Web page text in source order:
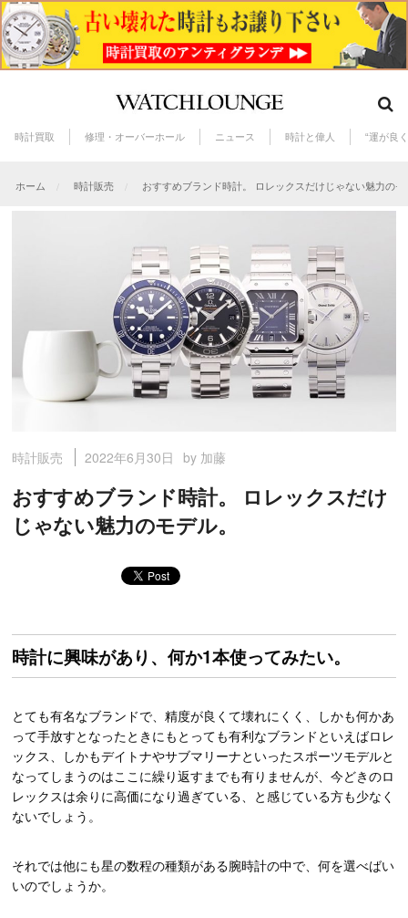
時計買取 修理・オーバーホール ニュース 時計と偉人 “運が良
ホーム 時計販売 おすすめブランド時計。 ロレックスだけじゃない魅力の
時計販売 2022年6月30日 by 加藤
おすすめブランド時計。 ロレックスだけ
じゃない魅力のモデル。
時計に興味があり、何か1本使ってみたい。
とても有名なブランドで、精度が良くて壊れにくく、しかも何かあ
って手放すとなったときにもとっても有利なブランドといえばロレ
ックス、しかもデイトナやサブマリーナといったスポーツモデルと
なってしまうのはここに繰り返すまでも有りませんが、今どきのロ
レックスは余りに高価になり過ぎている、と感じている方も少なく
ないでしょう。
それでは他にも星の数程の種類がある腕時計の中で、何を選べばい
いのでしょうか。